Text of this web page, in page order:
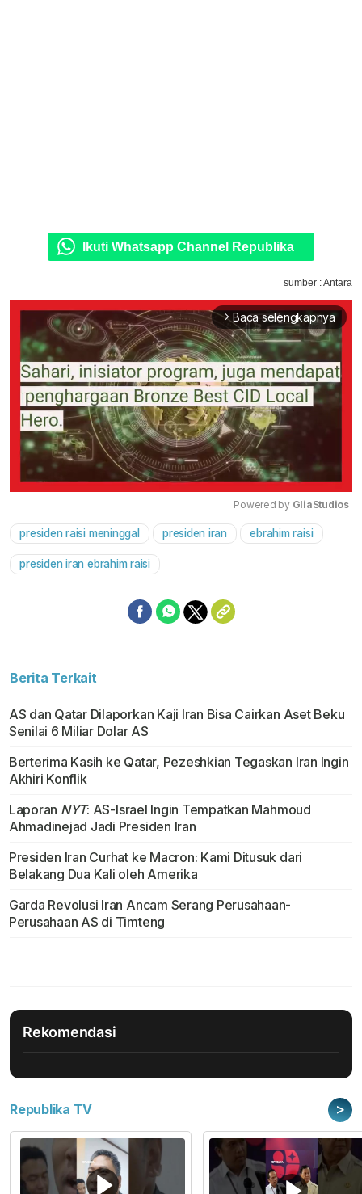
Ikuti Whatsapp Channel Republika
sumber : Antara
arrow_forward_ios Baca selengkapnya
Mute
Powered by GliaStudios
presiden raisi meninggal presiden iran ebrahim raisi
presiden iran ebrahim raisi
Berita Terkait
AS dan Qatar Dilaporkan Kaji Iran Bisa Cairkan Aset Beku
Senilai 6 Miliar Dolar AS
Berterima Kasih ke Qatar, Pezeshkian Tegaskan Iran Ingin
Akhiri Konflik
Laporan NYT: AS-Israel Ingin Tempatkan Mahmoud
Ahmadinejad Jadi Presiden Iran
Presiden Iran Curhat ke Macron: Kami Ditusuk dari
Belakang Dua Kali oleh Amerika
Garda Revolusi Iran Ancam Serang Perusahaan-
Perusahaan AS di Timteng
Rekomendasi
Republika TV >